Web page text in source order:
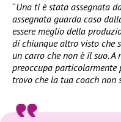
“Una ti è stata assegnata
assegnata guarda caso
essere meglio della
di chiunque altro visto che
un carro che non è il suo. A
preoccupa particolarmente
trovo che la tua coach non